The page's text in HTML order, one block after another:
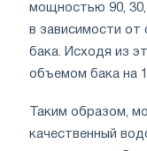
мощностью 90,
в зависимости от
бака. Исходя из
объемом бака на
Таким образом,
качественный